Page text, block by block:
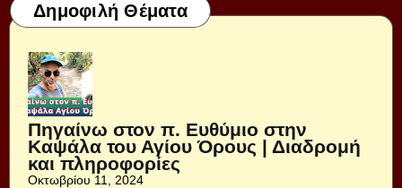
Δημοφιλή Θέματα
Πηγαίνω στον π. Ευθύμιο στην
Καψάλα του Αγίου Όρους | Διαδρομή
και πληροφορίες
Οκτωβρίου 11, 2024